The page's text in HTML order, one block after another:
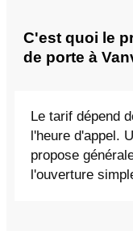
C'est quoi le
de porte à
Le tarif dépend
l'heure d'appel.
propose
l'ouverture